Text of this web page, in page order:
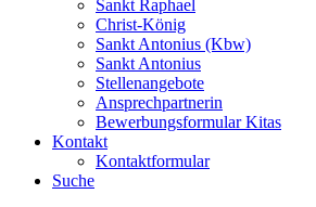
Sankt Raphael
Christ-König
Sankt Antonius (Kbw)
Sankt Antonius
Stellenangebote
Ansprechpartnerin
Bewerbungsformular Kitas
Kontakt
Kontaktformular
Suche